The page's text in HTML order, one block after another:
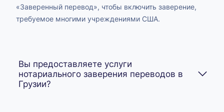
«Заверенный перевод», чтобы включить заверение,
требуемое многими учреждениями США.
Вы предоставляете услуги
нотариального заверения переводов в
Грузии?